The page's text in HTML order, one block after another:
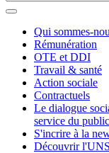
Qui sommes-
Rémunération
OTE et DDI
Travail & santé
Action sociale
Contractuels
Le dialogue
service du
S'incrire à la
Découvrir